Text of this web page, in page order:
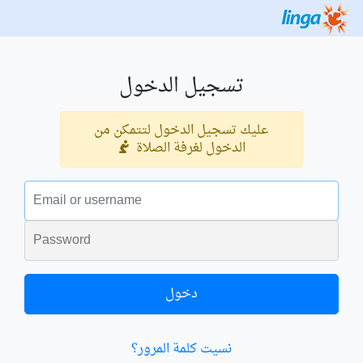
تسجيل الدخول
عليك تسجيل الدخول لتتمكن من
الدخول لغرفة الصلاة
البريد الالكتروني
الكلمة السرية
دخول
نسيت كلمة المرور؟